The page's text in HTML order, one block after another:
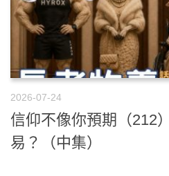
2026-07-24
信仰不像你預期（212
易？（中集）